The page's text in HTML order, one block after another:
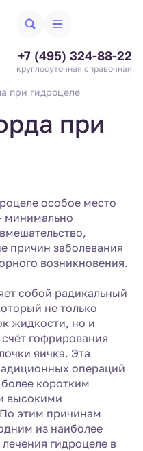
+7 (495) 324-88-22
круглосуточная справочная
при гидроцеле
при
особое место
минимально
причин заболевания
возникновения.
собой радикальный
не только
жидкости, но и
гофрирования
яичка. Эта
операций
коротким
высокими
этим причинам
из наиболее
гидроцеле в